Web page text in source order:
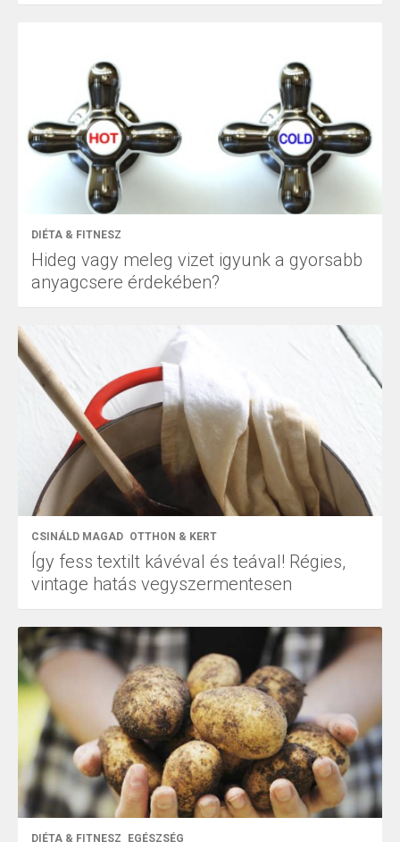
DIÉTA & FITNESZ
Hideg vagy meleg vizet igyunk a gyorsabb
anyagcsere érdekében?
CSINÁLD MAGAD OTTHON & KERT
Így fess textilt kávéval és teával! Régies,
vintage hatás vegyszermentesen
DIÉTA & FITNESZ EGÉSZSÉG